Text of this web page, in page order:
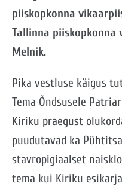
piiskopkonna
Tallinna piiskopkonna
Melnik.
Pika vestluse käigus
Tema Õndsusele
Kiriku praegust
puudutavad ka
stavropigiaalset
tema kui Kiriku